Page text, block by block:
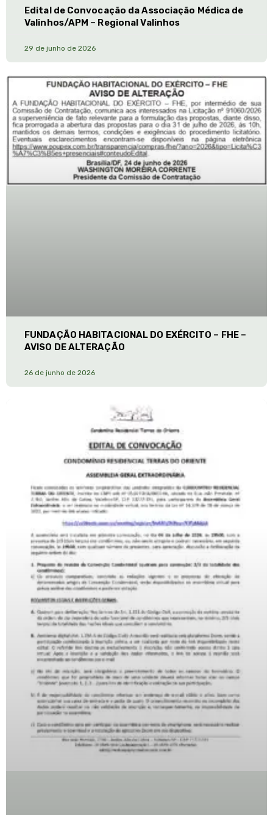
Edital de Convocação da Associação Médica de
Valinhos/APM – Regional Valinhos
29 de junho de 2026
FUNDAÇÃO HABITACIONAL DO EXÉRCITO – FHE –
AVISO DE ALTERAÇÃO
26 de junho de 2026